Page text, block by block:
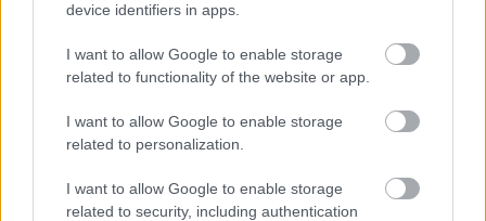
device identifiers in apps.
I want to allow Google to enable storage
related to functionality of the website or app.
I want to allow Google to enable storage
related to personalization.
I want to allow Google to enable storage
related to security, including authentication
ENERGIATAKARÉKOSSÁG: KORÁBBAN KEZDŐDIK
MÉRKŐZÉSE
előrébb hozták a Brest Bretagne Handball elleni találkozó
kezdését.
1 hozzászólás